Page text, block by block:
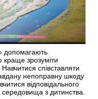
допомагають
краще зрозуміти
Навчитися співставляти
непоправну шкоду
відповідального
з дитинства.